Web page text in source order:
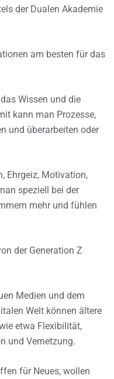
der Dualen Akademie
am besten für das
Wissen und die
kann man Prozesse,
und überarbeiten oder
Ehrgeiz, Motivation,
speziell bei der
mehr und fühlen
der Generation Z
Medien und dem
Welt können ältere
etwa Flexibilität,
und Vernetzung.
für Neues, wollen